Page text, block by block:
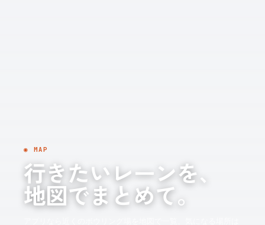
◉ MAP
行きたいレーンを、
地図でまとめて。